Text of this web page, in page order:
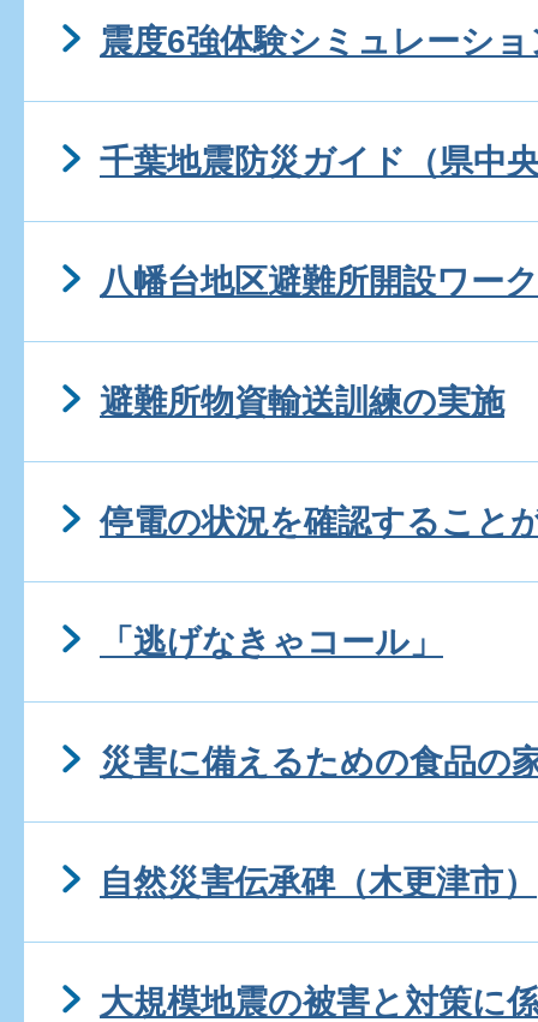
震度6強体験シミュレーショ
千葉地震防災ガイド（県中
八幡台地区避難所開設ワー
避難所物資輸送訓練の実施
停電の状況を確認すること
「逃げなきゃコール」
災害に備えるための食品の
自然災害伝承碑（木更津市）
大規模地震の被害と対策に